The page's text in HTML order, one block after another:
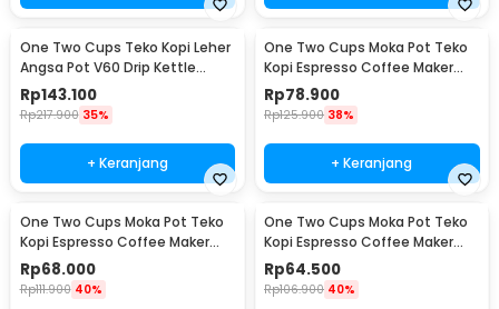
One Two Cups Teko Kopi Leher
Angsa Pot V60 Drip Kettle
960ml - RF-15
Rp143.100
Rp217.900 35%
+ Keranjang
One Two Cups Moka Pot Teko
Kopi Espresso Coffee Maker
Stovetop 6 Cup 300ml - Z21
Rp78.900
Rp125.900 38%
+ Keranjang
One Two Cups Moka Pot Teko
Kopi Espresso Coffee Maker
Stovetop 4 Cup 200ml - Z21
Rp68.000
Rp111.900 40%
One Two Cups Moka Pot Teko
Kopi Espresso Coffee Maker
Stovetop 2 Cup 100ml - Z21
Rp64.500
Rp106.900 40%